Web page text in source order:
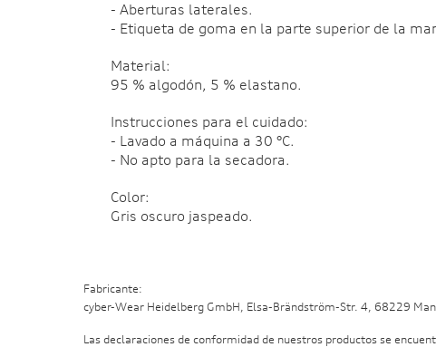
- Aberturas laterales.
- Etiqueta de goma en la parte superior de la
Material:
95 % algodón, 5 % elastano.
Instrucciones para el cuidado:
- Lavado a máquina a 30 °C.
- No apto para la secadora.
Color:
Gris oscuro jaspeado.
Fabricante:
cyber-Wear Heidelberg GmbH, Elsa-Brändström-Str. 4, 68229
Las declaraciones de conformidad de nuestros productos se